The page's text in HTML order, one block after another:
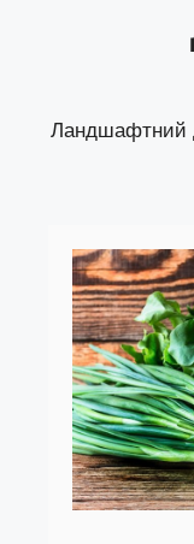
Ландшафтний